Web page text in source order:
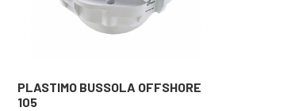
PLASTIMO BUSSOLA OFFSHORE
105